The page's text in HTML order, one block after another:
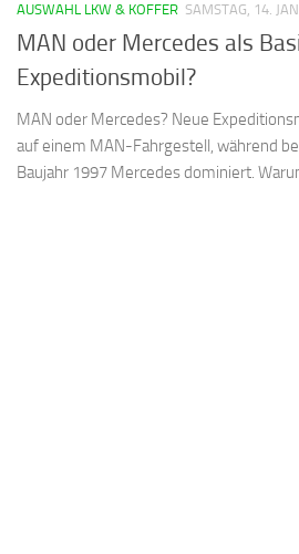
AUSWAHL LKW & KOFFER SAMSTAG, 14.
MAN oder Mercedes als
Expeditionsmobil?
MAN oder Mercedes? Neue
auf einem MAN-Fahrgestell, während
Baujahr 1997 Mercedes dominiert.